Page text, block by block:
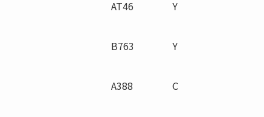
AT46 Y
B763 Y
A388 C